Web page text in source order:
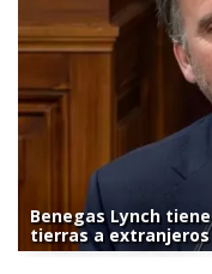
Benegas Lynch
tierras a extranjeros